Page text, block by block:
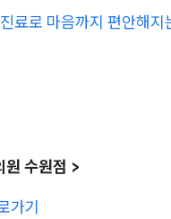
료로 마음까지 편안해
원 수원점 >
가기